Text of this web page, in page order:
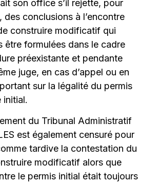
son office s’il rejette, pour
des conclusions à l’encontre
construire modificatif qui
être formulées dans le cadre
préexistante et pendante
juge, en cas d’appel ou en
sur la légalité du permis
initial.
du Tribunal Administratif
est également censuré pour
tardive la contestation du
modificatif alors que
le permis initial était toujours